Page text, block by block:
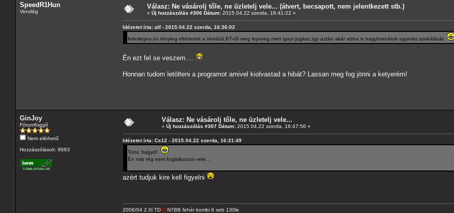
SpeedR1Hun
Vendég
Válasz: Ne vásárolj tőle, ne üzletelj vele... (átvert, becsapott, nem jelentkezett stb.)
« Új hozzászólás #306 Dátum: 2015.04.22 szerda, 16:41:22 »
Idézetet írta: alf - 2015.04.22 szerda, 16:36:02
felesleges,és tényleg eltértetek a témától.BT-ről meg lepereg,mert igazi jogász.így aztán akár abba is hagyhatnátok egymás szekálását.
Én ezt fel se veszem....
Honnan tudom letölteni a programot amivel kiolvastad a hibát? Lassan meg fog jönni a ketyerém!
GinJoy
Fórumfüggő
Nem elérhető
Hozzászólások: 8683
Válasz: Ne vásárolj tőle, ne üzletelj vele...
« Új hozzászólás #307 Dátum: 2015.04.22 szerda, 16:47:56 »
Idézetet írta: Cs12 - 2015.04.22 szerda, 16:31:49
Tomi, hagyd!
Én már rég nem foglalkozom vele...
azért tudjuk kire kell figyelni
2006/04 2.0l TDCI N7BB fehér kombi 6 seb 130le